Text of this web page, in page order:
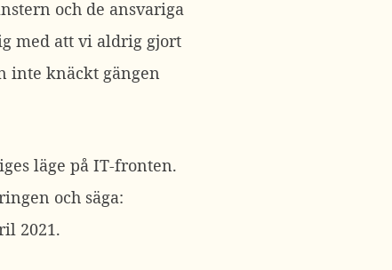
och de ansvariga
med att vi aldrig gjort
inte knäckt gängen
läge på IT-fronten.
och säga:
2021.